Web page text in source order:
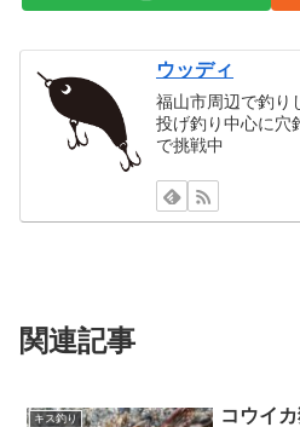
ウッディ
福山市周辺で釣り
投げ釣り中心に穴
で挑戦中
関連記事
キス釣り コウイ